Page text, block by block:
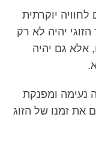
יוקרתית
יהיה לא רק
אלא גם יהיה
נעימה ומפנקת
את זמנו של הזוג